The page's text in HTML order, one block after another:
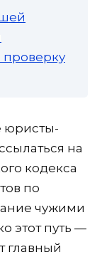
проверку
юристы-
на
кодекса
по
чужими
этот путь —
главный